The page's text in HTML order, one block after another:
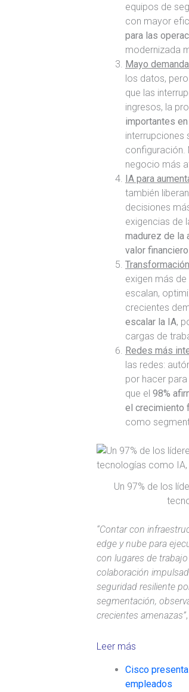
equipos de
con mayor
para las
modernizada
Mayo
los datos,
que las
ingresos, la
importantes
interrupciones
configuración.
negocio más
IA para
también
decisiones
exigencias de
madurez de la
valor
exigen más
escalan,
crecientes
escalar la IA,
cargas de
Redes más
las redes:
por hacer
que el 98%
el crecimiento
como
Un 97% de los
“Contar con
edge y nube para
con lugares de
colaboración
seguridad resiliente
segmentación,
crecientes amenazas”
Leer más
Cisco
empleados